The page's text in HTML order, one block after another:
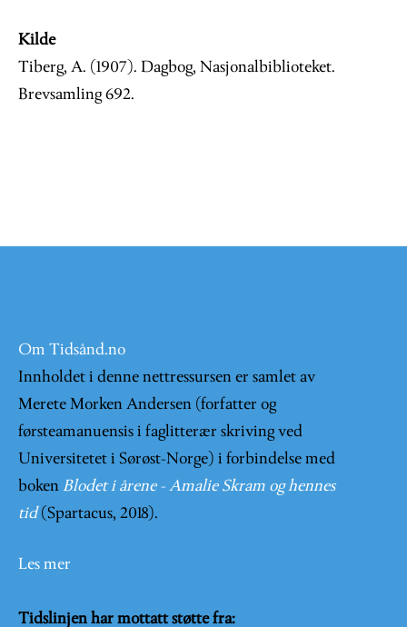
Kilde
Tiberg, A. (1907). Dagbog, Nasjonalbiblioteket.
Brevsamling 692.
Om Tidsånd.no
Innholdet i denne nettressursen er samlet av
Merete Morken Andersen (forfatter og
førsteamanuensis i faglitterær skriving ved
Universitetet i Sørøst-Norge) i forbindelse med
boken Blodet i årene - Amalie Skram og hennes
tid (Spartacus, 2018).
Les mer
Tidslinjen har mottatt støtte fra: